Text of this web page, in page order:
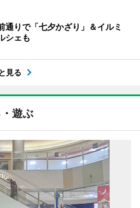
通りで「七夕かざり」＆イルミ
シェも
見る
遊ぶ